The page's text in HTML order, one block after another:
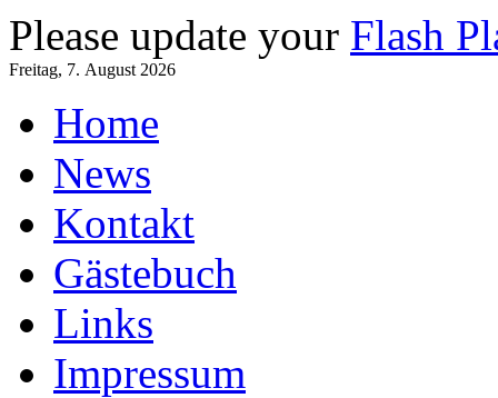
Please update your Flash
Freitag, 7. August 2026
Home
News
Kontakt
Gästebuch
Links
Impressum